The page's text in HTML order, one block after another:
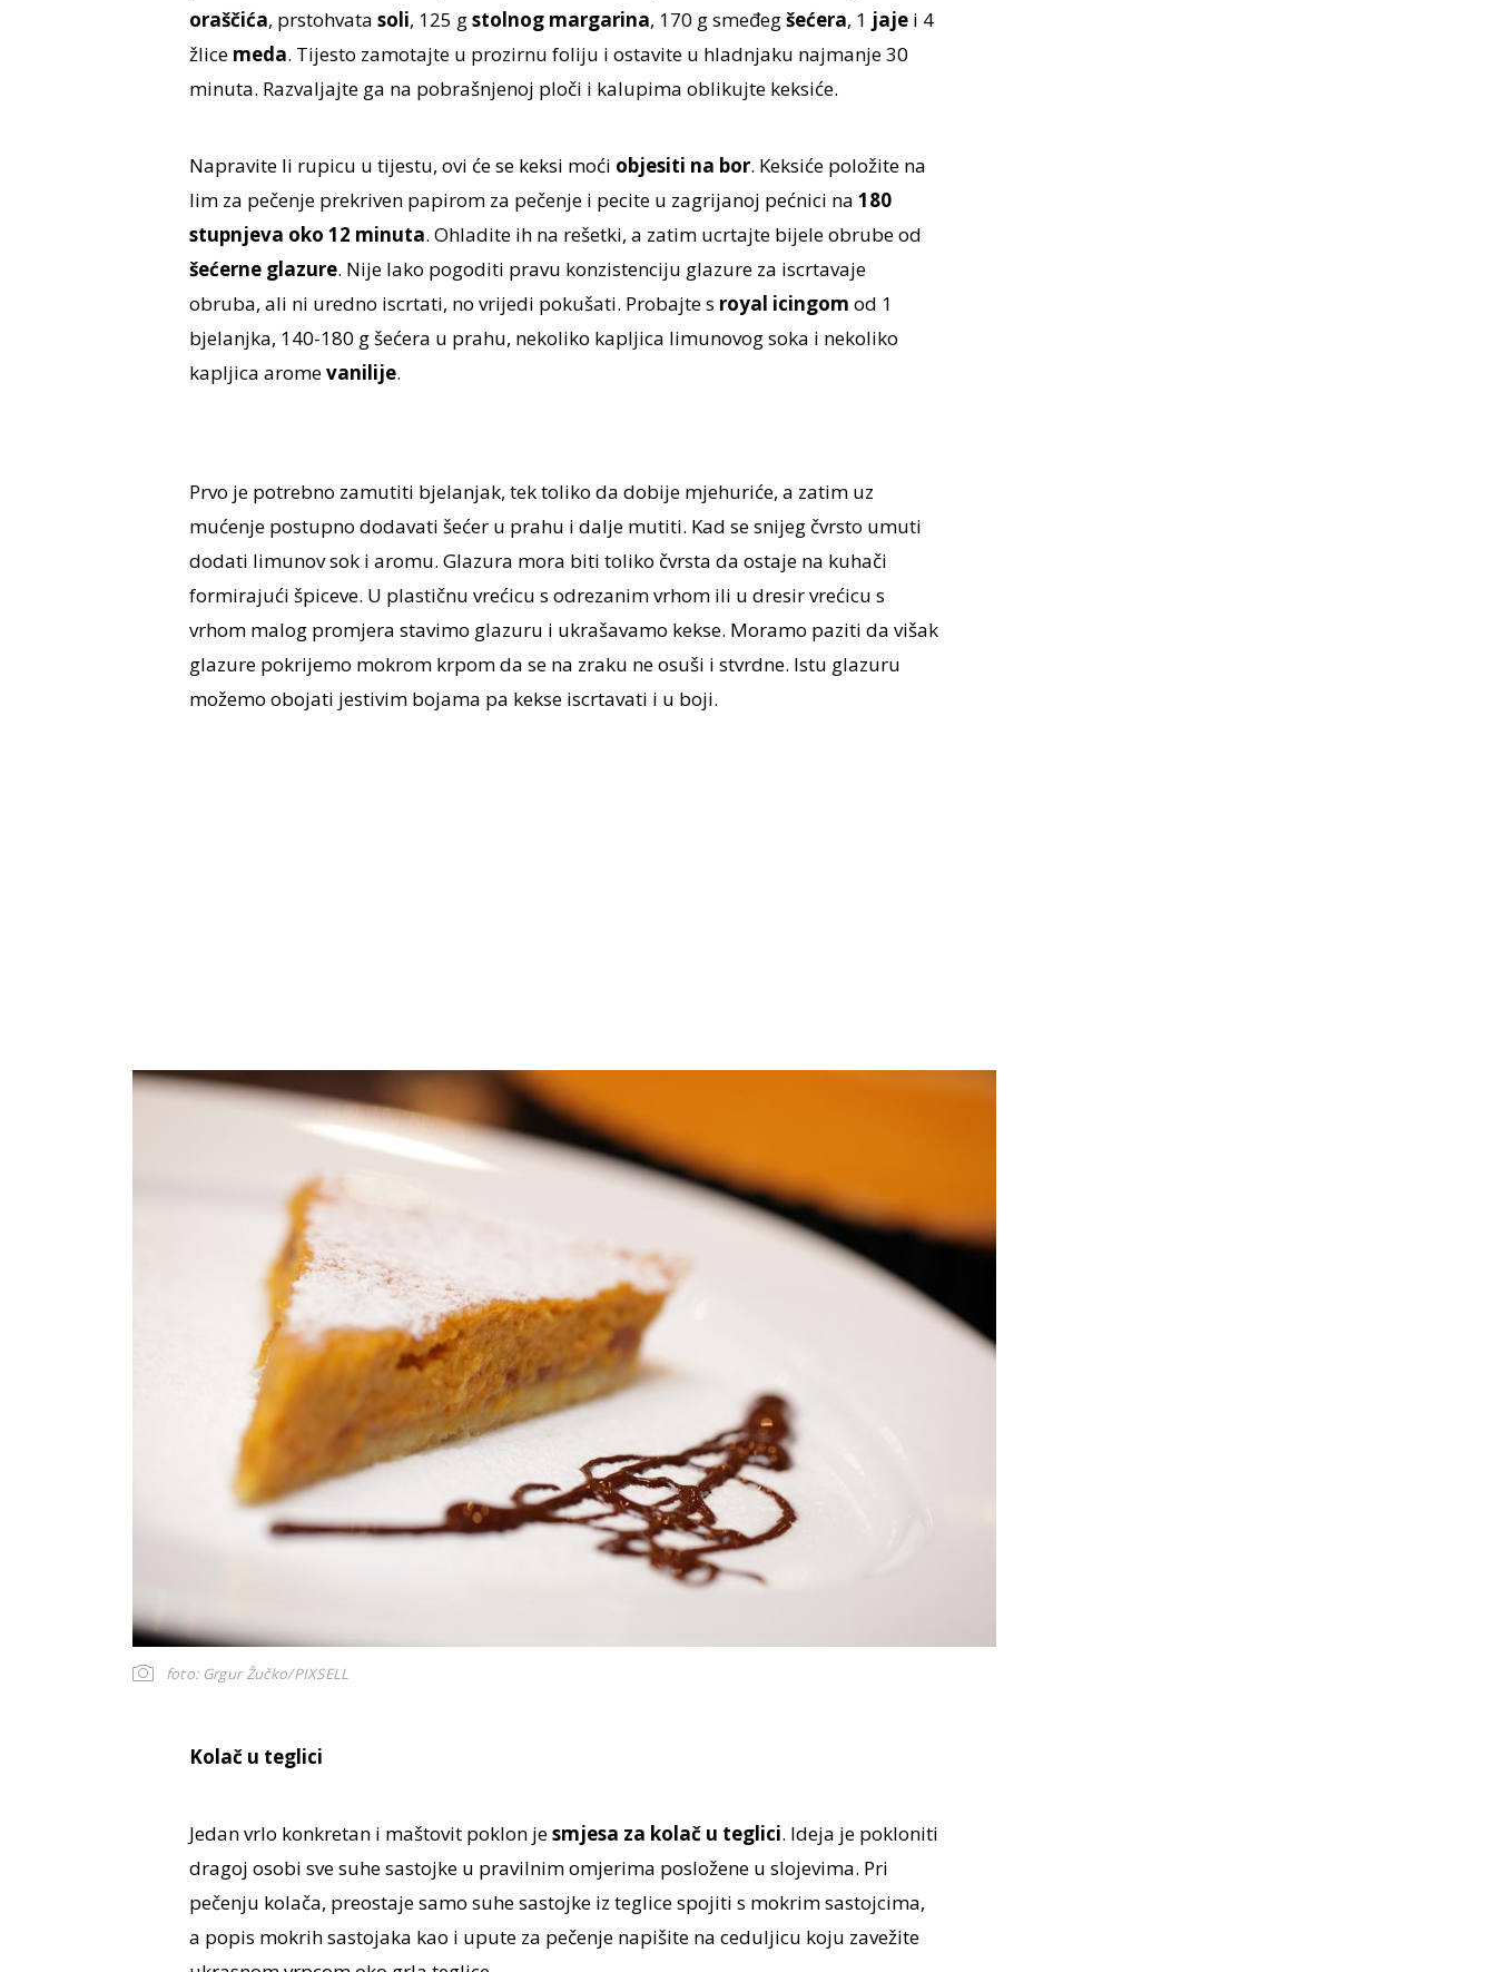
oraščića, prstohvata soli, 125 gstolnog margarina, 170 g smeđegšećera, 1 jaje i 4
žlice meda. Tijesto zamotajte u prozirnu foliju i ostavite u hladnjaku najmanje 30
minuta. Razvaljajte ga na pobrašnjenoj ploči i kalupima oblikujte keksiće.
Napravite li rupicu u tijestu, ovi će se keksi moći objesiti na bor. Keksiće položite na
lim za pečenje prekriven papirom za pečenje i pecite u zagrijanoj pećnici na 180
stupnjeva oko 12 minuta. Ohladite ih na rešetki, a zatim ucrtajte bijele obrube od
šećerne glazure. Nije lako pogoditi pravu konzistenciju glazure za iscrtavaje
obruba, ali ni uredno iscrtati, no vrijedi pokušati. Probajte s royal icingom od 1
bjelanjka, 140-180 g šećera u prahu, nekoliko kapljica limunovog soka i nekoliko
kapljica aromevanilije.
Prvo je potrebno zamutiti bjelanjak, tek toliko da dobije mjehuriće, a zatim uz
mućenje postupno dodavati šećer u prahu i dalje mutiti. Kad se snijeg čvrsto umuti
dodati limunov sok i aromu. Glazura mora biti toliko čvrsta da ostaje na kuhači
formirajući špiceve. U plastičnu vrećicu s odrezanim vrhom ili u dresir vrećicu s
vrhom malog promjera stavimo glazuru i ukrašavamo kekse. Moramo paziti da višak
glazure pokrijemo mokrom krpom da se na zraku ne osuši i stvrdne. Istu glazuru
možemo obojati jestivim bojama pa kekse iscrtavati i u boji.
foto: Grgur Žučko/PIXSELL
Kolač u teglici
Jedan vrlo konkretan i maštovit poklon jesmjesa za kolač u teglici. Ideja je pokloniti
dragoj osobi sve suhe sastojke u pravilnim omjerima posložene u slojevima. Pri
pečenju kolača, preostaje samo suhe sastojke iz teglice spojiti s mokrim sastojcima,
a popis mokrih sastojaka kao i upute za pečenje napišite na ceduljicu koju zavežite